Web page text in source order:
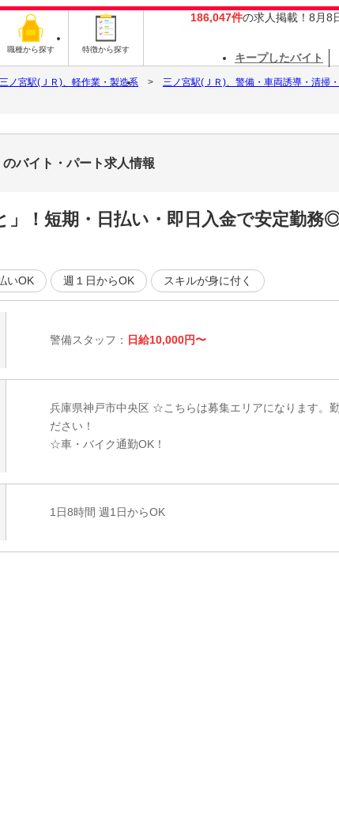
職種から探す 特徴から探す
186,047件の求人掲載！8月8
キープしたバイト
三ノ宮駅(ＪＲ)、軽作業・製造系
三ノ宮駅(ＪＲ)、警備・車両誘導・清掃
バイト・パート求人情報
！短期・日払い・即日入金で安定勤務
いOK 週１日からOK スキルが身に付く
警備スタッフ： 日給10,000円〜
兵庫県神戸市中央区 ☆こちらは募集エリアになります。
ださい！
☆車・バイク通勤OK！
1日8時間 週1日からOK